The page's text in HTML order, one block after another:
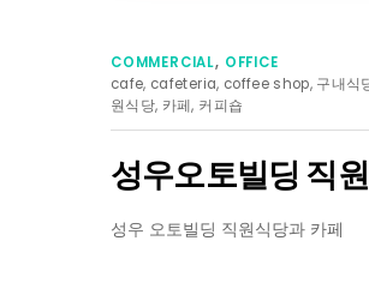
COMMERCIAL, OFFICE
cafe, cafeteria, coffee shop, 구내식
원식당, 카페, 커피숍
성우오토빌딩 직
성우 오토빌딩 직원식당과 카페